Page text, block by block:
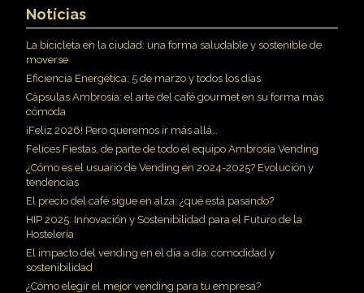
Notícias
La bicicleta en la ciudad: una forma saludable y sostenible de
moverse
Eficiencia Energética: 5 de marzo y todos los dias
Cápsulas Ambrosía: el arte del café gourmet en su forma más
cómoda
¡Feliz 2026! Pero queremos ir más allá…
Felices Fiestas, de parte de todo el equipo Ambrosia Vending
¿Cómo es el usuario de Vending en 2024-2025? Evolución y
tendencias
El precio del café sigue en alza: ¿qué está pasando?
HIP 2025: Innovación y Sostenibilidad para el Futuro de la
Hostelería
El impacto del vending en el día a día: comodidad y
sostenibilidad
¿Cómo elegir el mejor vending para tu empresa?